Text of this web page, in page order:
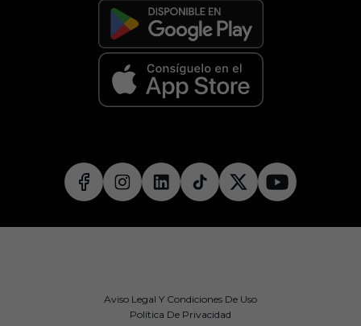
Aviso Legal Y Condiciones De Uso
Política De Privacidad